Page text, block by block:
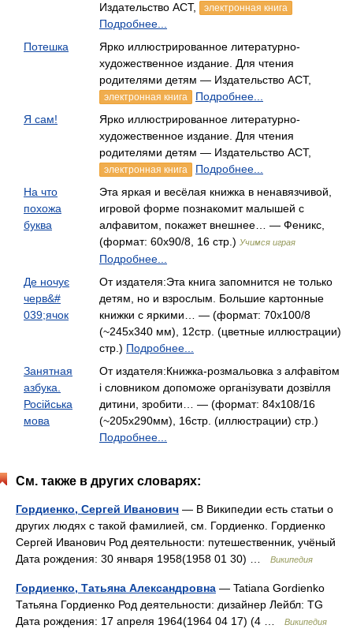
Издательство АСТ,
электронная книга
Подробнее...
Потешка
Ярко иллюстрированное литературно-
художественное издание. Для чтения
родителями детям — Издательство АСТ,
электронная книга
Подробнее...
Я сам!
Ярко иллюстрированное литературно-
художественное издание. Для чтения
родителями детям — Издательство АСТ,
электронная книга
Подробнее...
На что
похожа
буква
Эта яркая и весёлая книжка в ненавязчивой,
игровой форме познакомит малышей с
алфавитом, покажет внешнее… — Феникс,
(формат: 60x90/8, 16 стр.) Учимся играя
Подробнее...
Де ночує
черв&#
039;ячок
От издателя:Эта книга запомнится не только
детям, но и взрослым. Большие картонные
книжки с яркими… — (формат: 70х100/8
(~245х340 мм), 12стр. (цветные иллюстрации)
стр.) Подробнее...
Занятная
азбука.
Російська
мова
От издателя:Книжка-розмальовка з алфавітом
і словником допоможе організувати дозвілля
дитини, зробити… — (формат: 84x108/16
(~205x290мм), 16стр. (иллюстрации) стр.)
Подробнее...
См. также в других словарях:
Гордиенко, Сергей Иванович — В Википедии есть статьи о
других людях с такой фамилией, см. Гордиенко. Гордиенко
Сергей Иванович Род деятельности: путешественник, учёный
Дата рождения: 30 января 1958(1958 01 30) …
Википедия
Гордиенко, Татьяна Александровна — Tatiana Gordienko
Татьяна Гордиенко Род деятельности: дизайнер Лейбл: TG
Дата рождения: 17 апреля 1964(1964 04 17) (4 …
Википедия